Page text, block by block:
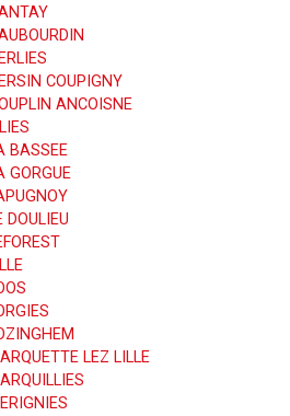
COUPIGNY
ANCOISNE
BASSEE
LEZ LILLE